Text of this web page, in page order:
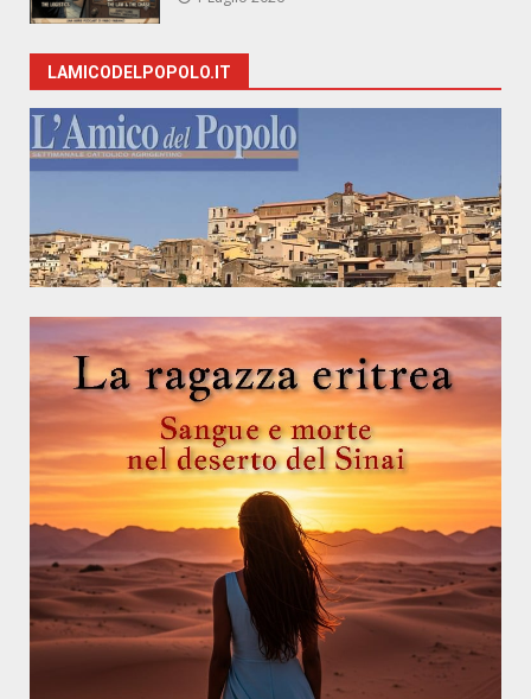
LAMICODELPOPOLO.IT